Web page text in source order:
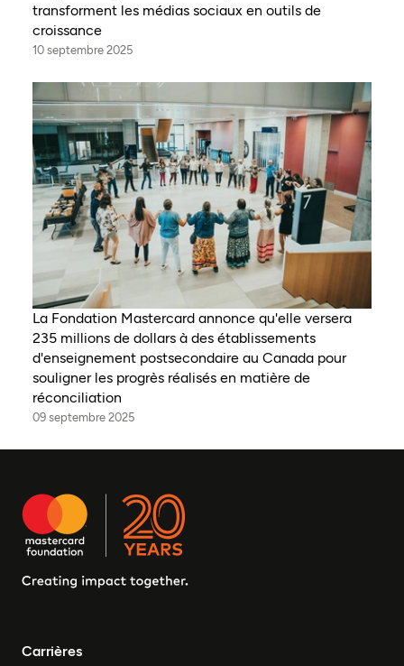
transforment les médias sociaux en outils de
croissance
10 septembre 2025
La Fondation Mastercard annonce qu'elle versera
235 millions de dollars à des établissements
d'enseignement postsecondaire au Canada pour
souligner les progrès réalisés en matière de
réconciliation
09 septembre 2025
Carrières